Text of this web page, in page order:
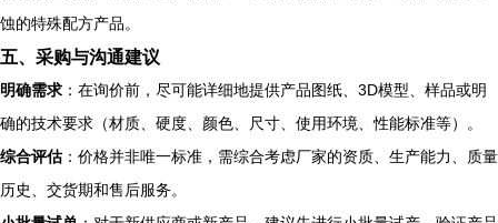
蚀的特殊配方产品。
五、采购与沟通建议
明确需求 ：在询价前，尽可能详细地提供产品图纸、3D模型、样品或明
确的技术要求（材质、硬度、颜色、尺寸、使用环境、性能标准等）。
综合评估：价格并非唯一标准，需综合考虑厂家的资质、生产能力、质量
历史、交货期和售后服务。